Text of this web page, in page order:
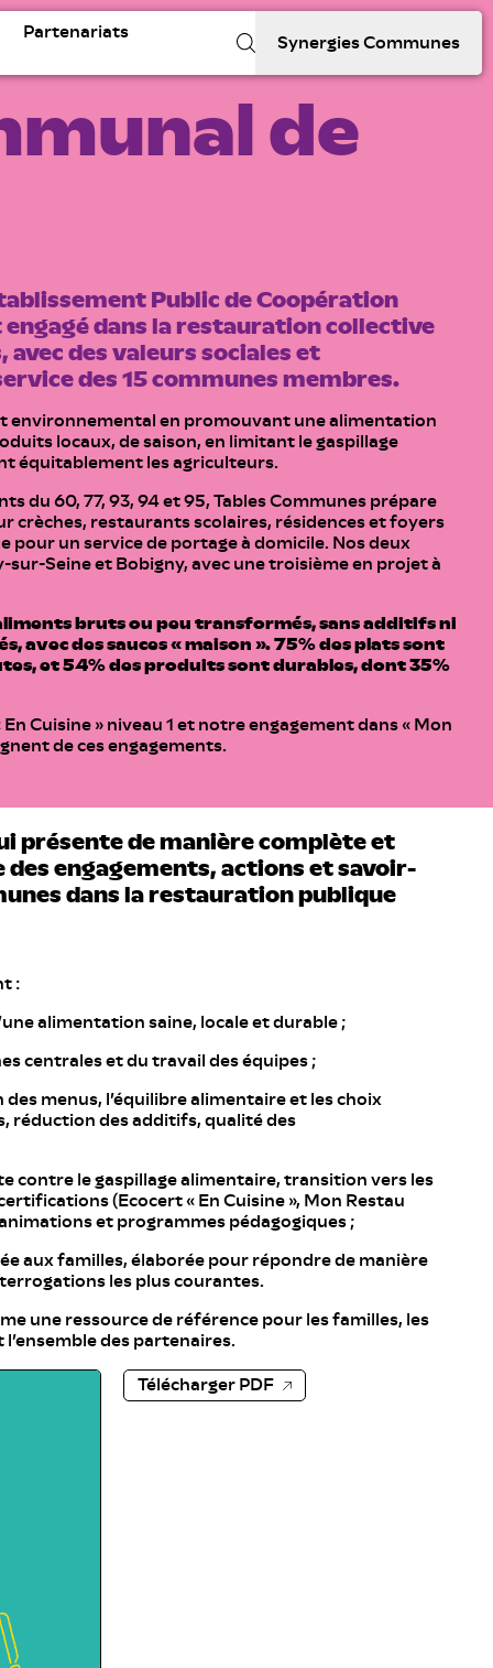
Partenariats
Synergies Communes
de
Public de Coopération
dans la restauration collective
avec des valeurs sociales et
des 15 communes membres.
environnemental en promouvant une alimentation
locaux, de saison, en limitant le gaspillage
équitablement les agriculteurs.
du 60, 77, 93, 94 et 95, Tables Communes prépare
crèches, restaurants scolaires, résidences et foyers
pour un service de portage à domicile. Nos deux
sur-Seine et Bobigny, avec une troisième en projet à
bruts ou peu transformés, sans additifs ni
des sauces « maison ». 75% des plats sont
et 54% des produits sont durables, dont 35%
Cuisine » niveau 1 et notre engagement dans « Mon
de ces engagements.
présente de manière complète et
des engagements, actions et savoir-
dans la restauration publique
:
alimentation saine, locale et durable ;
centrales et du travail des équipes ;
menus, l’équilibre alimentaire et les choix
réduction des additifs, qualité des
contre le gaspillage alimentaire, transition vers les
(Ecocert « En Cuisine », Mon Restau
et programmes pédagogiques ;
aux familles, élaborée pour répondre de manière
les plus courantes.
une ressource de référence pour les familles, les
des partenaires.
Télécharger PDF